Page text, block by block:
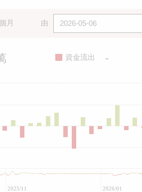
月 由
資金流出 -
2025/11 2026/01